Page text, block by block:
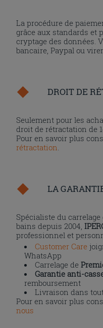
La procédure de
grâce aux standards et
cryptage des données.
bancaire, Paypal ou
DROIT DE
Seulement pour les
droit de rétractation de
Pour en savoir plus
rétractation
LA
Spécialiste du carrelage
bains depuis 2004,
professionnel et
Customer Care
WhatsApp
Carrelage de
Garantie anti-
remboursement
Livraison dans
Pour en savoir plus
nous